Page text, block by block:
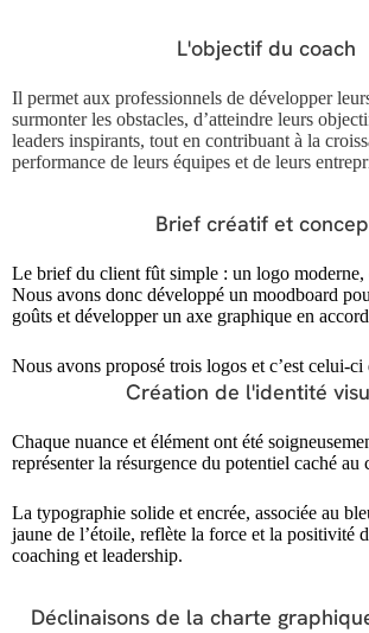
L'objectif du coach
Il permet aux professionnels de développer
surmonter les obstacles, d’atteindre leurs
leaders inspirants, tout en contribuant à la
performance de leurs équipes et de leurs
Brief créatif et
Le brief du client fût simple : un logo moderne,
Nous avons donc développé un moodboard
goûts et développer un axe graphique en
Nous avons proposé trois logos et c’est celui-ci
Création de l'identité
Chaque nuance et élément ont été
représenter la résurgence du potentiel caché
La typographie solide et encrée, associée au
jaune de l’étoile, reflète la force et la positivité
coaching et leadership.
Déclinaisons de la charte